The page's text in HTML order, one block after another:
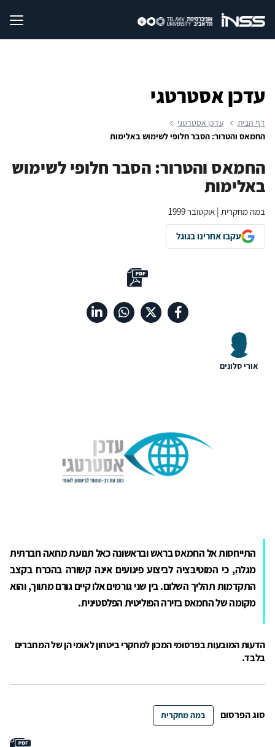
עדכן אסטרטגי
דף הבית
עדכן אסטרטגי
החמאס והטרור: הסבר חלופי לשימוש באלימות
החמאס והטרור: הסבר חלופי לשימוש
באלימות
במה מחקרית | אוקטובר 1999
עקבו אחרינו בגוגל
אורי סלונים
התייחסות אל החמאס בראש ובראשונה כאל תנועת מחאה חברתית
מגלה, כי המוטיבציה לביצוע פיגועים אינה קשורה בהכרח בקצב
התקדמות תהליך השלום. בין שני גורמים אלו קיים גורם מתווך, והוא
מקומה של החמאס בזירה הפוליטית הפלסטינית.
הדעות המובעות בפרסומי המכון למחקרי ביטחון לאומי הן של המחברים
בלבד.
סוג הפרסום במה מחקרית